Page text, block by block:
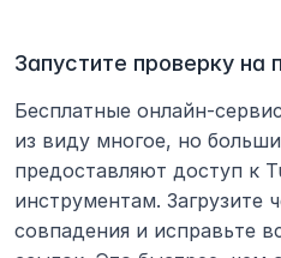
Запустите проверку на
Бесплатные онлайн-
из виду многое, но
предоставляют доступ к
инструментам. Загрузите
совпадения и исправьте